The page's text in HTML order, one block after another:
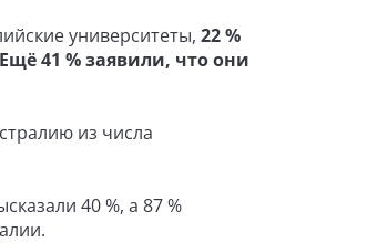
университеты, 22 %
41 % заявили, что они
из числа
40 %, а 87 %